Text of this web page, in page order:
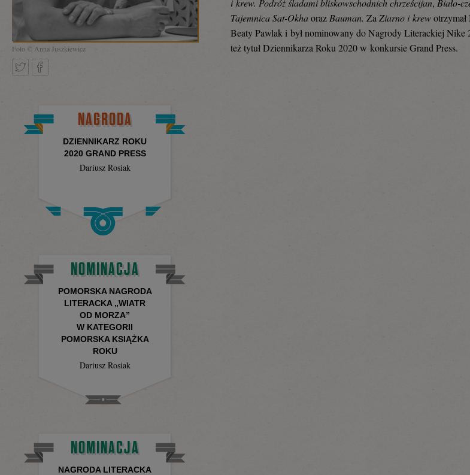
Foto © Anna Juszkiewicz
Tajemnica Sat-Okhaoraz Bauman.Za Ziarno i krew
Beaty Pawlak i był nominowany do Nagrody Literackiej Nike
też tytuł Dziennikarza Roku 2020 w konkursie Grand Press.
NAGRODA
DZIENNIKARZ ROKU
2020 GRAND PRESS
Dariusz Rosiak
NOMINACJA
POMORSKA NAGRODA
LITERACKA „WIATR
OD MORZA”
W KATEGORII
POMORSKA KSIĄŻKA
ROKU
Dariusz Rosiak
NOMINACJA
NAGRODA LITERACKA